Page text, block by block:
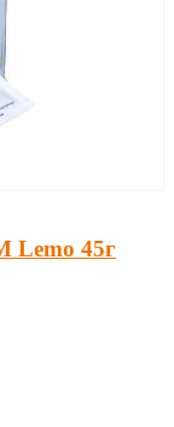
Lemo 45г